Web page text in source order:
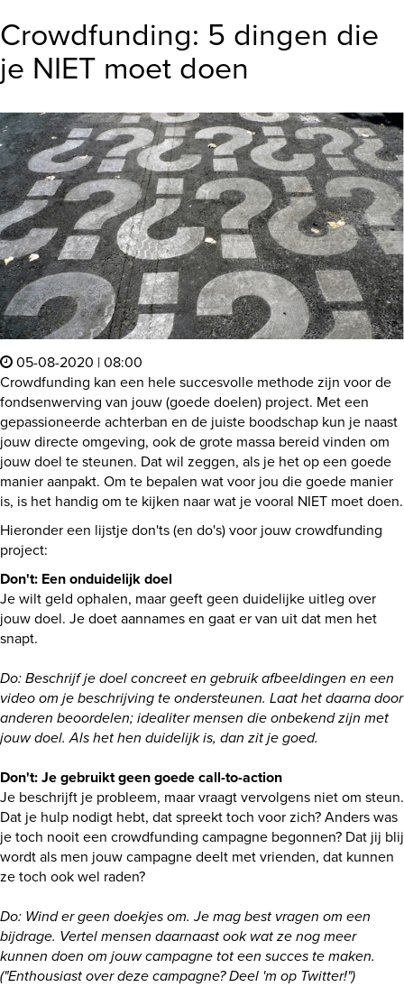
Crowdfunding: 5 dingen die
je NIET moet doen
05-08-2020 | 08:00
Crowdfunding kan een hele succesvolle methode zijn voor de
fondsenwerving van jouw (goede doelen) project. Met een
gepassioneerde achterban en de juiste boodschap kun je naast
jouw directe omgeving, ook de grote massa bereid vinden om
jouw doel te steunen. Dat wil zeggen, als je het op een goede
manier aanpakt. Om te bepalen wat voor jou die goede manier
is, is het handig om te kijken naar wat je vooral NIET moet doen.
Hieronder een lijstje don'ts (en do's) voor jouw crowdfunding
project:
Don't: Een onduidelijk doel
Je wilt geld ophalen, maar geeft geen duidelijke uitleg over
jouw doel. Je doet aannames en gaat er van uit dat men het
snapt.
Do: Beschrijf je doel concreet en gebruik afbeeldingen en een
video om je beschrijving te ondersteunen. Laat het daarna door
anderen beoordelen; idealiter mensen die onbekend zijn met
jouw doel. Als het hen duidelijk is, dan zit je goed.
Don't: Je gebruikt geen goede call-to-action
Je beschrijft je probleem, maar vraagt vervolgens niet om steun.
Dat je hulp nodigt hebt, dat spreekt toch voor zich? Anders was
je toch nooit een crowdfunding campagne begonnen? Dat jij blij
wordt als men jouw campagne deelt met vrienden, dat kunnen
ze toch ook wel raden?
Do: Wind er geen doekjes om. Je mag best vragen om een
bijdrage. Vertel mensen daarnaast ook wat ze nog meer
kunnen doen om jouw campagne tot een succes te maken.
("Enthousiast over deze campagne? Deel 'm op Twitter!")